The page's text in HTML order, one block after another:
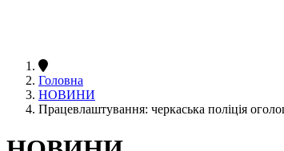
Головна
НОВИНИ
Працевлаштування: черкаська поліція